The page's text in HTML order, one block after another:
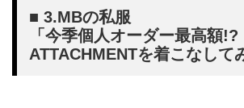
■ 3.MBの私服
「今季個人オーダー最高額!?
ATTACHMENTを着こなして